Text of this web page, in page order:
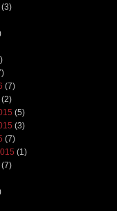
(3)
(7)
(2)
(5)
(3)
(7)
(1)
(7)